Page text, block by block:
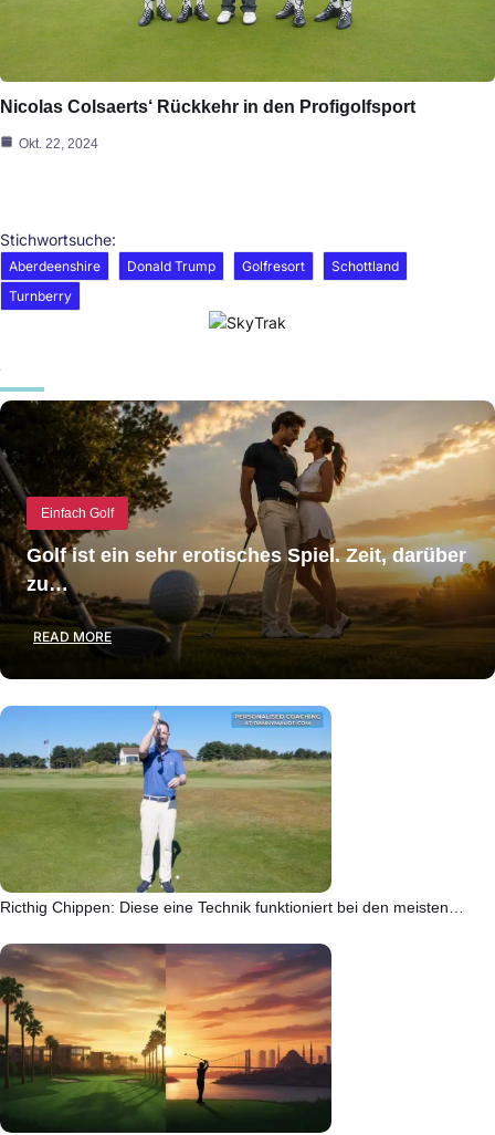
Nicolas Colsaerts‘ Rückkehr in den Profigolfsport
Okt. 22, 2024
Stichwortsuche:
Aberdeenshire Donald Trump Golfresort
Schottland
Turnberry
Einfach Golf
Golf ist ein sehr erotisches Spiel. Zeit, darüber
zu…
READ MORE
Ricthig Chippen: Diese eine Technik funktioniert bei den meisten…